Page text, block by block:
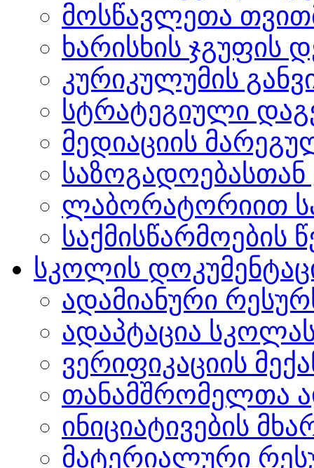
მოსწავლეთა
ხარისხის ჯგუფის
კურიკულუმის
სტრატეგიული
მედიაციის
საზოგადოებასთან
ლაბორატორიით
საქმისწარმოების
სკოლის
ადამიანური
ადაპტაცია
ვერიფიკაციის
თანამშრომელთა
ინიციატივების
მატერიალური